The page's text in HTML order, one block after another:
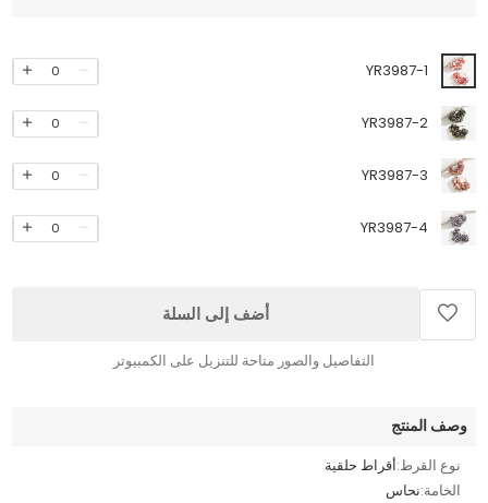
YR3987-1
0
YR3987-2
0
YR3987-3
0
YR3987-4
0
أضف إلى السلة
التفاصيل والصور متاحة للتنزيل على الكمبيوتر
وصف المنتج
نوع القرط:أقراط حلقية
الخامة:نحاس